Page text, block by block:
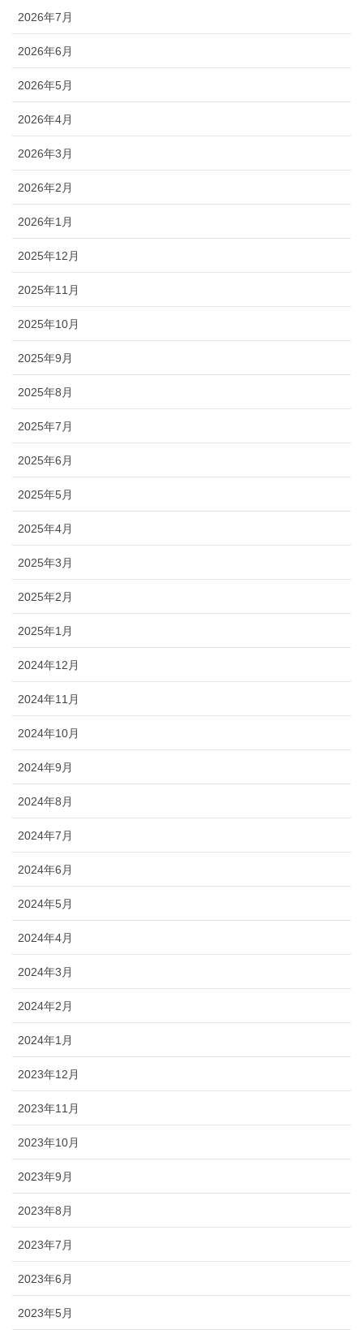
2026年7月
2026年6月
2026年5月
2026年4月
2026年3月
2026年2月
2026年1月
2025年12月
2025年11月
2025年10月
2025年9月
2025年8月
2025年7月
2025年6月
2025年5月
2025年4月
2025年3月
2025年2月
2025年1月
2024年12月
2024年11月
2024年10月
2024年9月
2024年8月
2024年7月
2024年6月
2024年5月
2024年4月
2024年3月
2024年2月
2024年1月
2023年12月
2023年11月
2023年10月
2023年9月
2023年8月
2023年7月
2023年6月
2023年5月